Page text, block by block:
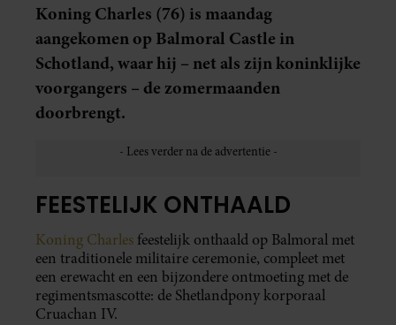
Koning Charles (76) is maandag
aangekomen op Balmoral Castle in
Schotland, waar hij – net als zijn koninklijke
voorgangers – de zomermaanden
doorbrengt.
FEESTELIJK ONTHAALD
Koning Charles feestelijk onthaald op Balmoral met
een traditionele militaire ceremonie, compleet met
een erewacht en een bijzondere ontmoeting met de
regimentsmascotte: de Shetlandpony korporaal
Cruachan IV.